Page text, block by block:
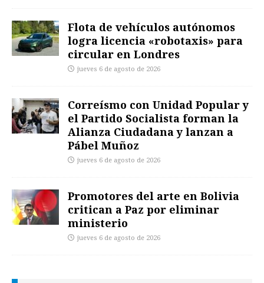
Flota de vehículos autónomos
logra licencia «robotaxis» para
circular en Londres
jueves 6 de agosto de 2026
Correísmo con Unidad Popular y
el Partido Socialista forman la
Alianza Ciudadana y lanzan a
Pábel Muñoz
jueves 6 de agosto de 2026
Promotores del arte en Bolivia
critican a Paz por eliminar
ministerio
jueves 6 de agosto de 2026